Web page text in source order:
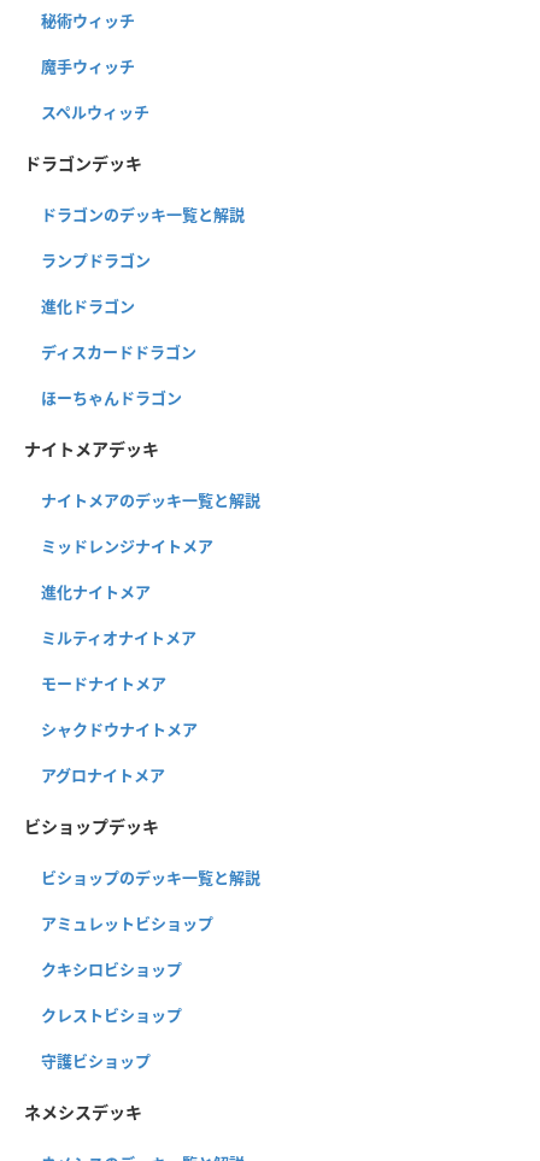
秘術ウィッチ
魔手ウィッチ
スペルウィッチ
ドラゴンデッキ
ドラゴンのデッキ一覧と解説
ランプドラゴン
進化ドラゴン
ディスカードドラゴン
ほーちゃんドラゴン
ナイトメアデッキ
ナイトメアのデッキ一覧と解説
ミッドレンジナイトメア
進化ナイトメア
ミルティオナイトメア
モードナイトメア
シャクドウナイトメア
アグロナイトメア
ビショップデッキ
ビショップのデッキ一覧と解説
アミュレットビショップ
クキシロビショップ
クレストビショップ
守護ビショップ
ネメシスデッキ